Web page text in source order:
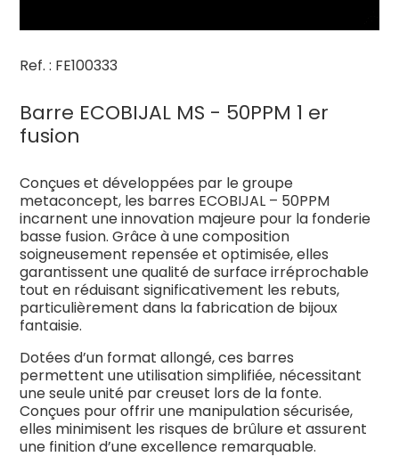
Ref. : FE100333
Barre ECOBIJAL MS - 50PPM 1 er
fusion
Conçues et développées par le groupe
metaconcept, les barres ECOBIJAL – 50PPM
incarnent une innovation majeure pour la fonderie
basse fusion. Grâce à une composition
soigneusement repensée et optimisée, elles
garantissent une qualité de surface irréprochable
tout en réduisant significativement les rebuts,
particulièrement dans la fabrication de bijoux
fantaisie.
Dotées d’un format allongé, ces barres
permettent une utilisation simplifiée, nécessitant
une seule unité par creuset lors de la fonte.
Conçues pour offrir une manipulation sécurisée,
elles minimisent les risques de brûlure et assurent
une finition d’une excellence remarquable.